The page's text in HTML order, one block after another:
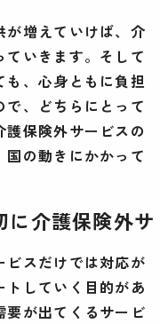
が増えていけば、介
いきます。そして
、心身ともに負担
、どちらにとって
保険外サービスの
の動きにかかって
に介護保険外サ
ビスだけでは対応が
していく目的があ
要が出てくるサービ